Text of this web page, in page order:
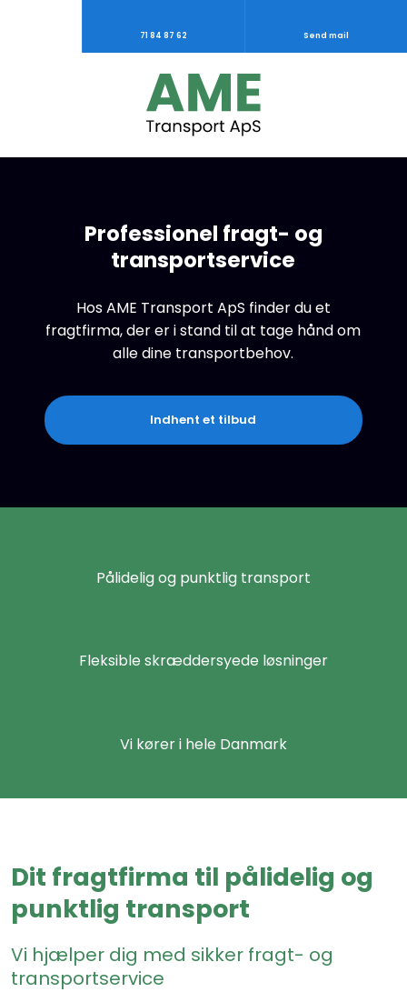
71 84 87 62 Send mail
Professionel fragt- og
transportservice
Hos AME Transport ApS finder du et
fragtfirma, der er i stand til at tage hånd om
alle dine transportbehov.
Indhent et tilbud
Pålidelig og punktlig transport
Fleksible skræddersyede løsninger
Vi kører i hele Danmark
Dit fragtfirma til pålidelig og
punktlig transport
Vi hjælper dig med sikker fragt- og
transportservice